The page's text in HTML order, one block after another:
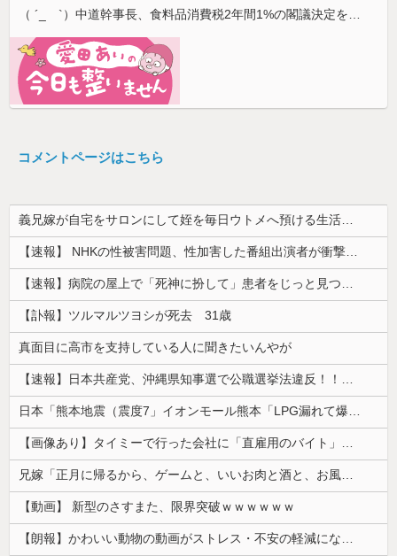
コメントページはこちら
【訃報】ツルマルツヨシが死去 31歳
真面目に高市を支持している人に聞きたいんやが
【動画】 新型のさすまた、限界突破ｗｗｗｗｗｗ